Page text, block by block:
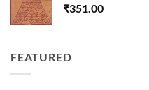
₹351.00
FEATURED